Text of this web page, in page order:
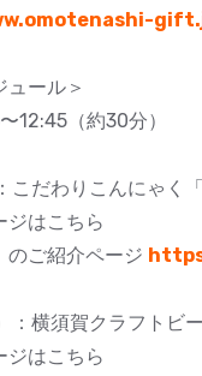
ュール＞
12:45（約30分）
だわりこんにゃく「
ジはこちら
のご紹介ページ
：横須賀クラフトビ
ジはこちら